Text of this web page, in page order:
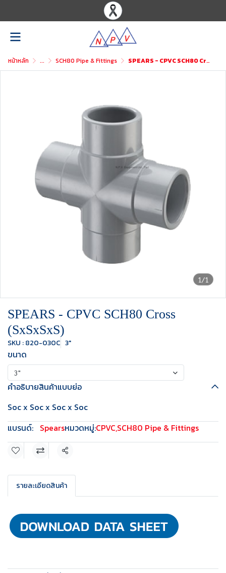
หน้าหลัก ... SCH80 Pipe & Fittings SPEARS - CPVC SCH80 Cross (SxSxSxS)
1/1
SPEARS - CPVC SCH80 Cross
(SxSxSxS)
SKU : 820-030C 3"
ขนาด
3"
คำอธิบายสินค้าแบบย่อ
Soc x Soc x Soc x Soc
แบรนด์: Spearsหมวดหมู่:CPVC,SCH80 Pipe & Fittings
แชร์
รายละเอียดสินค้า